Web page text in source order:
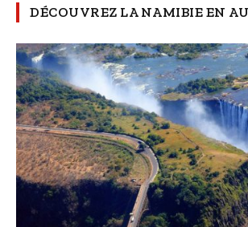
DÉCOUVREZ LA NAMIBIE EN